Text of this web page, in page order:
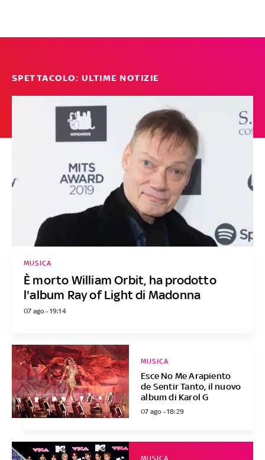
SPETTACOLO: ULTIME NOTIZIE
È morto William Orbit, ha prodotto
l'album Ray of Light di Madonna
MUSICA
07 ago - 19:14
Esce No Me Arapiento
de Sentir Tanto, il nuovo
album di Karol G
MUSICA
07 ago - 18:29
MUSICA